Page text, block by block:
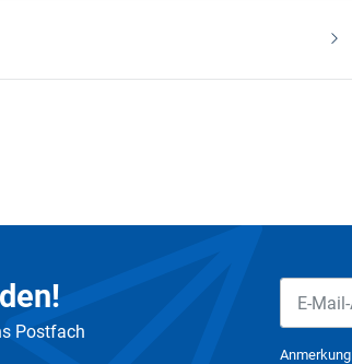
Postfach
Anmerkung